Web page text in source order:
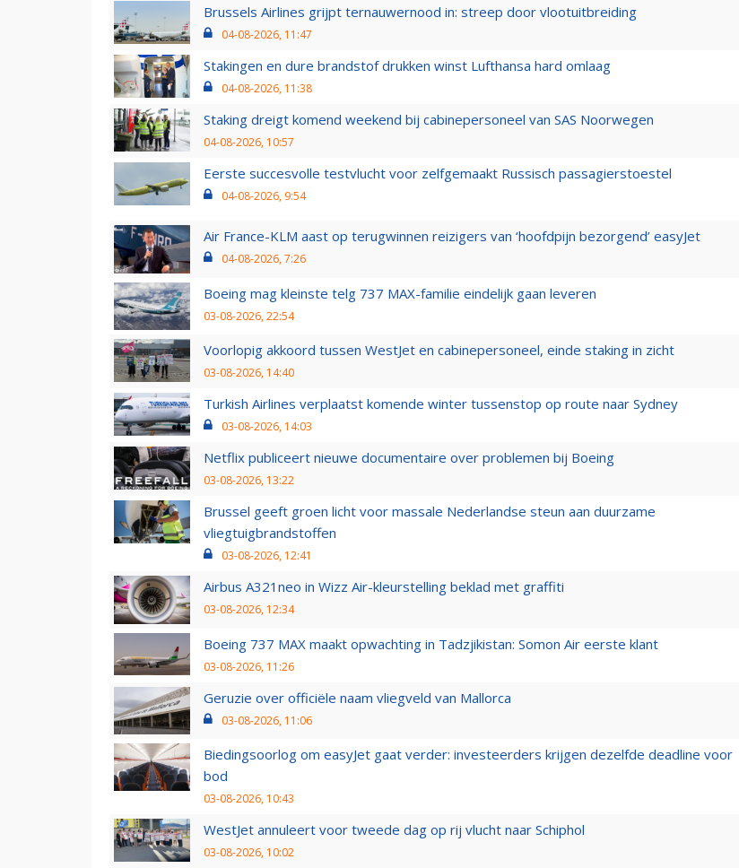
Brussels Airlines grijpt ternauwernood in: streep door vlootuitbreiding
04-08-2026, 11:47
Stakingen en dure brandstof drukken winst Lufthansa hard omlaag
04-08-2026, 11:38
Staking dreigt komend weekend bij cabinepersoneel van SAS Noorwegen
04-08-2026, 10:57
Eerste succesvolle testvlucht voor zelfgemaakt Russisch passagierstoestel
04-08-2026, 9:54
Air France-KLM aast op terugwinnen reizigers van ‘hoofdpijn bezorgend’ easyJet
04-08-2026, 7:26
Boeing mag kleinste telg 737 MAX-familie eindelijk gaan leveren
03-08-2026, 22:54
Voorlopig akkoord tussen WestJet en cabinepersoneel, einde staking in zicht
03-08-2026, 14:40
Turkish Airlines verplaatst komende winter tussenstop op route naar Sydney
03-08-2026, 14:03
Netflix publiceert nieuwe documentaire over problemen bij Boeing
03-08-2026, 13:22
Brussel geeft groen licht voor massale Nederlandse steun aan duurzame
vliegtuigbrandstoffen
03-08-2026, 12:41
Airbus A321neo in Wizz Air-kleurstelling beklad met graffiti
03-08-2026, 12:34
Boeing 737 MAX maakt opwachting in Tadzjikistan: Somon Air eerste klant
03-08-2026, 11:26
Geruzie over officiële naam vliegveld van Mallorca
03-08-2026, 11:06
Biedingsoorlog om easyJet gaat verder: investeerders krijgen dezelfde deadline voor
bod
03-08-2026, 10:43
WestJet annuleert voor tweede dag op rij vlucht naar Schiphol
03-08-2026, 10:02